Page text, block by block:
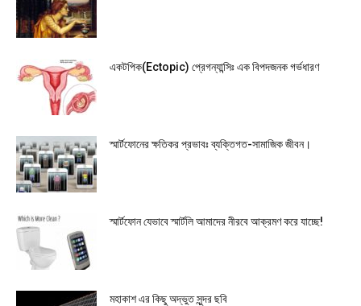
একটপিক(Ectopic) প্রেগন্যান্সিঃ এক বিপদজনক গর্ভধারণ
স্মার্টফোনের ক্ষতিকর প্রভাবঃ ব্যক্তিগত-সামাজিক জীবন।
স্মার্টফোন যেভাবে স্মার্টলি আমাদের নীরবে আক্রমণ করে যাচ্ছে!
মহাকাশ এর কিছু অদ্ভুত সুন্দর ছবি